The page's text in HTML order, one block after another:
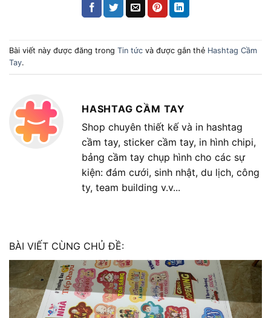
Bài viết này được đăng trong Tin tức và được gắn thẻ Hashtag Cầm
Tay.
HASHTAG CẦM TAY
Shop chuyên thiết kế và in hashtag
cầm tay, sticker cầm tay, in hình chipi,
bảng cầm tay chụp hình cho các sự
kiện: đám cưới, sinh nhật, du lịch, công
ty, team building v.v...
BÀI VIẾT CÙNG CHỦ ĐỀ: